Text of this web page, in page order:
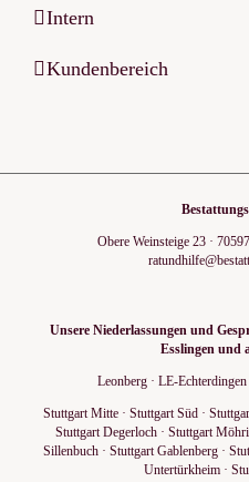
Intern
Kundenbereich
Obere Weinsteige 23· 70597
Unsere Niederlassungen und
Esslingen und
Leonberg · LE-Echterdingen
Stuttgart Mitte· Stuttgart Süd·
Stuttgart Degerloch· Stuttgart
Sillenbuch· Stuttgart Gablenberg·
Untertürkheim ·